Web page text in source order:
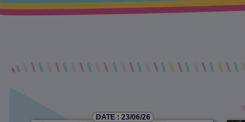
DATE : 23/06/26